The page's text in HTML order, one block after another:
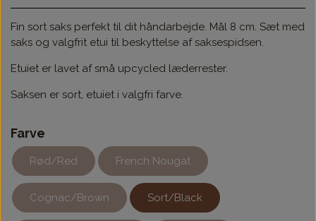
Fin sort saks perfekt til dit håndarbejde. Mål 8 cm. Sæt med
saks og valgfrit etui til beskyttelse af saksespidsen.
Etuiet er lavet af små upcycled læderrester.
Saksen er sort, etuiet i valgfri farve.
Farve
Rød/Red French Nougat
Cognac/Brown Sort/Black